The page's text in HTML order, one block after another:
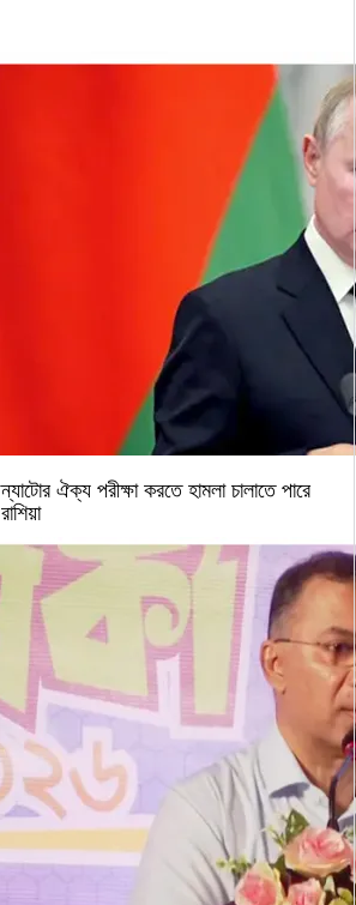
ন্যাটোর ঐক্য পরীক্ষা করতে হামলা চালাতে পারে
রাশিয়া